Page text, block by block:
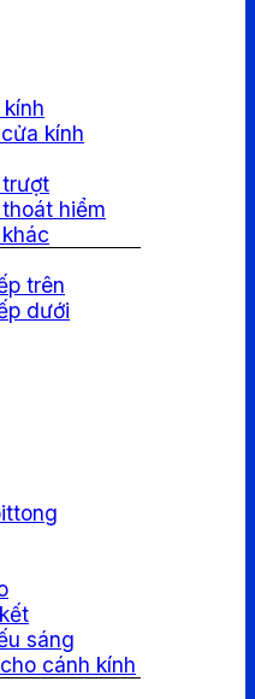
kính
trượt
hiểm
trên
dưới
sáng
cánh kính